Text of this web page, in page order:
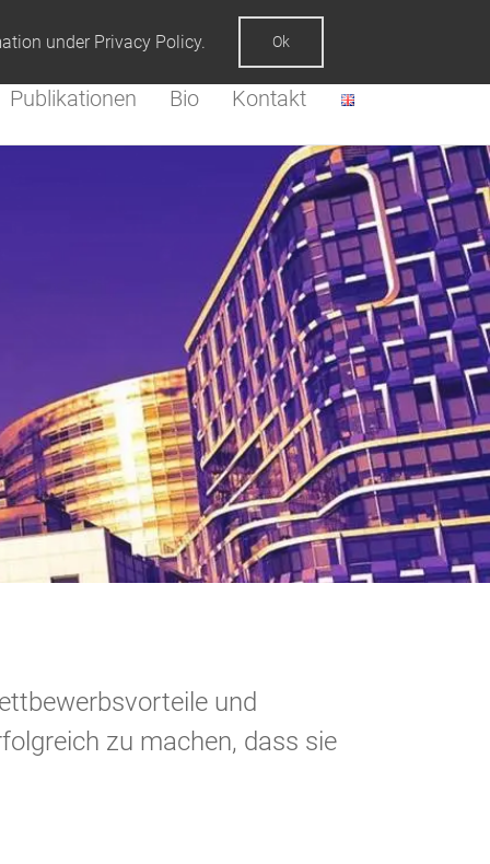
Publikationen Bio Kontakt
und
zu machen, dass sie
under Privacy Policy. Ok